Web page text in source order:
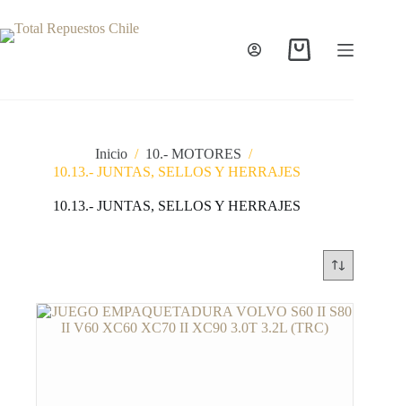
Inicio / 10.- MOTORES /
10.13.- JUNTAS, SELLOS Y HERRAJES
10.13.- JUNTAS, SELLOS Y HERRAJES